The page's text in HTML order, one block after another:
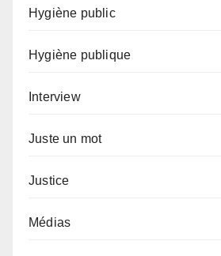
Hygiène public
Hygiène publique
Interview
Juste un mot
Justice
Médias